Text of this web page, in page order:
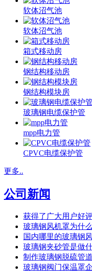
软体沼气池
软体沼气池
箱式移动房
钢结构移动房
钢结构模块房
玻璃钢电缆保护管
mpp电力管
CPVC电缆保护管
更多..
公司新闻
获得了广大用户好
玻璃钢风机罩为什
国内哪里的玻璃钢
玻璃钢夹砂管是做
制作玻璃钢脱硫管
玻璃钢阀门保温罩